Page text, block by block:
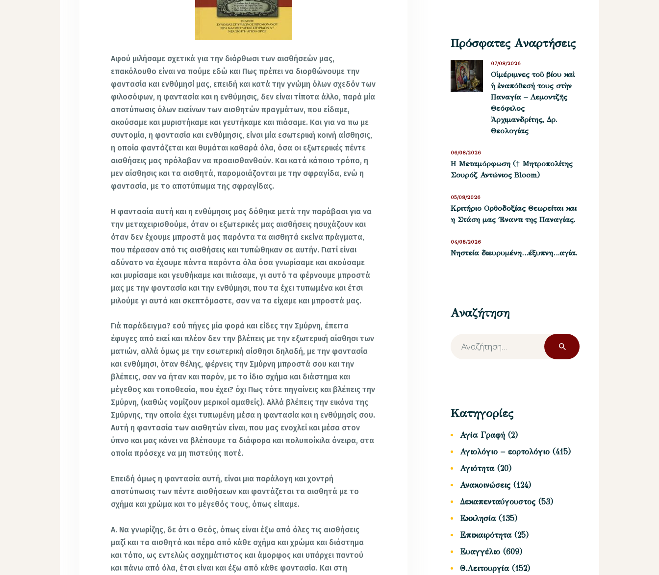
Αφού μιλήσαμε σχετικά για την διόρθωσι των αισθήσεών μας,
επακόλουθο είναι να πούμε εδώ και Πως πρέπει να διορθώνουμε την
φαντασία και ενθύμησί μας, επειδή και κατά την γνώμη όλων σχεδόν των
φιλοσόφων, η φαντασία και η ενθύμησις, δεν είναι τίποτα άλλο, παρά μία
αποτύπωσις όλων εκείνων των αισθητών πραγμάτων, που είδαμε,
ακούσαμε και μυριστήκαμε και γευτήκαμε και πιάσαμε. Και για να πω με
συντομία, η φαντασία και ενθύμησις, είναι μία εσωτερική κοινή αίσθησις,
η οποία φαντάζεται και θυμάται καθαρά όλα, όσα οι εξωτερικές πέντε
αισθήσεις μας πρόλαβαν να προαισθανθούν. Και κατά κάποιο τρόπο, η
μεν αίσθησις και τα αισθητά, παρομοιάζονται με την σφραγίδα, ενώ η
φαντασία, με το αποτύπωμα της σφραγίδας.
Η φαντασία αυτή και η ενθύμησις μας δόθηκε μετά την παράβασι για να
την μεταχειρισθούμε, όταν οι εξωτερικές μας αισθήσεις ησυχάζουν και
όταν δεν έχουμε μπροστά μας παρόντα τα αισθητά εκείνα πράγματα,
που πέρασαν από τις αισθήσεις και τυπώθηκαν σε αυτήν. Γιατί είναι
αδύνατο να έχουμε πάντα παρόντα όλα όσα γνωρίσαμε και ακούσαμε
και μυρίσαμε και γευθήκαμε και πιάσαμε, γι αυτό τα φέρνουμε μπροστά
μας με την φαντασία και την ενθύμησι, που τα έχει τυπωμένα και έτσι
μιλούμε γι αυτά και σκεπτόμαστε, σαν να τα είχαμε και μπροστά μας.
Γιά παράδειγμα? εσύ πήγες μία φορά και είδες την Σμύρνη, έπειτα
έφυγες από εκεί και πλέον δεν την βλέπεις με την εξωτερική αίσθησι των
ματιών, αλλά όμως με την εσωτερική αίσθησι δηλαδή, με την φαντασία
και ενθύμησι, όταν θέλης, φέρνεις την Σμύρνη μπροστά σου και την
βλέπεις, σαν να ήταν και παρόν, με το ίδιο σχήμα και διάστημα και
μέγεθος και τοποθεσία, που έχει? όχι Πως τότε πηγαίνεις και βλέπεις την
Σμύρνη, (καθώς νομίζουν μερικοί αμαθείς). Αλλά βλέπεις την εικόνα της
Σμύρνης, την οποία έχει τυπωμένη μέσα η φαντασία και η ενθύμησίς σου.
Αυτή η φαντασία των αισθητών είναι, που μας ενοχλεί και μέσα στον
ύπνο και μας κάνει να βλέπουμε τα διάφορα και πολυποίκιλα όνειρα, στα
οποία πρόσεχε να μη πιστεύης ποτέ.
Επειδή όμως η φαντασία αυτή, είναι μια παράλογη και χοντρή
αποτύπωσις των πέντε αισθήσεων και φαντάζεται τα αισθητά με το
σχήμα και χρώμα και το μέγεθός τους, όπως είπαμε.
Α. Να γνωρίζης, δε ότι ο Θεός, όπως είναι έξω από όλες τις αισθήσεις
μαζί και τα αισθητά και πέρα από κάθε σχήμα και χρώμα και διάστημα
και τόπο, ως εντελώς ασχημάτιστος και άμορφος και υπάρχει παντού
και πάνω από όλα, έτσι είναι και έξω από κάθε φαντασία. Και στη
Πρόσφατες Αναρτήσεις
Οἱ μέριμνες τοῦ βίου καὶ
ἡ ἐναπόθεσή τους στὴν
Παναγία – Λεμοντζῆς
Θεόφιλος
Ἀρχιμανδρίτης, Δρ.
Θεολογίας
07/08/2026
Η Μεταμόρφωση († Μητροπολίτης
Σουρόζ Αντώνιος Bloom)
06/08/2026
Kριτήριο Oρθοδοξίας Θεωρείται και
η Στάση μας ΄Εναντι της Παναγίας.
05/08/2026
Νηστεία διευρυμένη…έξυπνη…αγία.
04/08/2026
Αναζήτηση
Αναζήτηση
για:
Κατηγορίες
Αγία Γραφή (2)
Αγιολόγιο – εορτολόγιο (415)
Αγιότητα(20)
Ανακοινώσεις (124)
Δεκαπενταύγουστος (53)
Εκκλησία(135)
Επικαιρότητα(25)
Ευαγγέλιο (609)
Θ.Λειτουργία(152)